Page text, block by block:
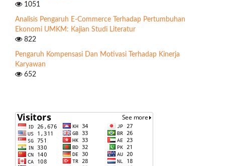
1051
Analisis Pengaruh E-Commerce Terhadap Pertumbuhan
Ekonomi UMKM: Kajian Studi Literatur
822
Pengaruh Kompensasi Dan Motivasi Terhadap Kinerja
Karyawan
652